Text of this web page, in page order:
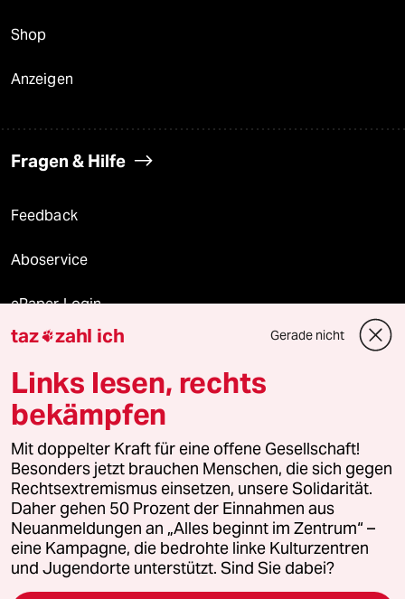
Shop
Anzeigen
Fragen & Hilfe
Feedback
Aboservice
ePaper Login
Downloads für Abonnierende
© 2026 taz Verlags und Vertriebs GmbH
Alle Rechte vorbehalten. Bei rechtlichen Fragen oder für Genehmigungen
wenden Sie sich bitte an
lizenzen@taz.de
Feedback Redaktionsstatut Kommune-Richtlinien
Leitlinie Informant Datenschutz Impressum AGB
taz zahl ich Gerade nicht
Links lesen, rechts
bekämpfen
Mit doppelter Kraft für eine offene Gesellschaft!
Besonders jetzt brauchen Menschen, die sich gegen
Rechtsextremismus einsetzen, unsere Solidarität.
Daher gehen 50 Prozent der Einnahmen aus
Neuanmeldungen an „Alles beginnt im Zentrum“ –
eine Kampagne, die bedrohte linke Kulturzentren
und Jugendorte unterstützt. Sind Sie dabei?